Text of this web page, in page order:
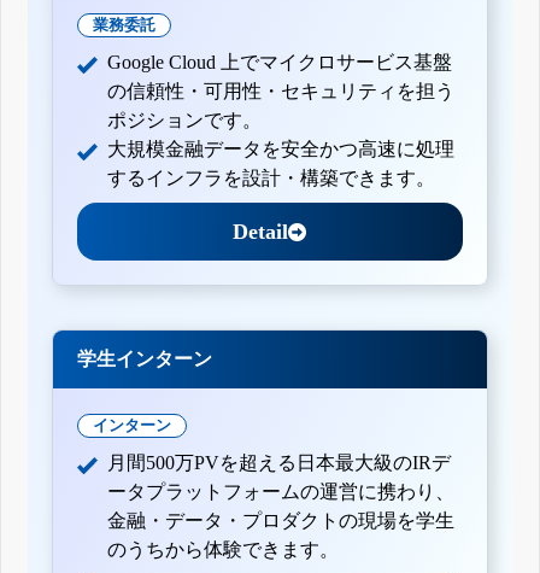
業務委託
Google Cloud 上でマイクロサービス基盤
の信頼性・可用性・セキュリティを担う
ポジションです。
大規模金融データを安全かつ高速に処理
するインフラを設計・構築できます。
Detail
学生インターン
インターン
月間500万PVを超える日本最大級のIRデ
ータプラットフォームの運営に携わり、
金融・データ・プロダクトの現場を学生
のうちから体験できます。